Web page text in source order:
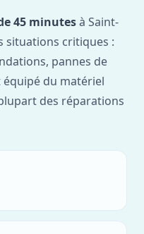
45 minutesà Saint-
situations critiques :
pannes de
du matériel
des réparations